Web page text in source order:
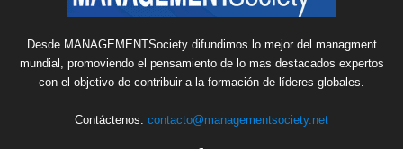
Desde MANAGEMENTSociety difundimos lo mejor del managment
mundial, promoviendo el pensamiento de lo mas destacados expertos
con el objetivo de contribuir a la formación de líderes globales.
Contáctenos: contacto@managementsociety.net